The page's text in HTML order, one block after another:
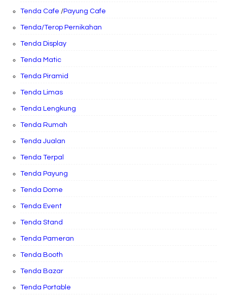
Tenda Cafe /Payung Cafe
Tenda/Terop Pernikahan
Tenda Display
Tenda Matic
Tenda Piramid
Tenda Limas
Tenda Lengkung
Tenda Rumah
Tenda Jualan
Tenda Terpal
Tenda Payung
Tenda Dome
Tenda Event
Tenda Stand
Tenda Pameran
Tenda Booth
Tenda Bazar
Tenda Portable